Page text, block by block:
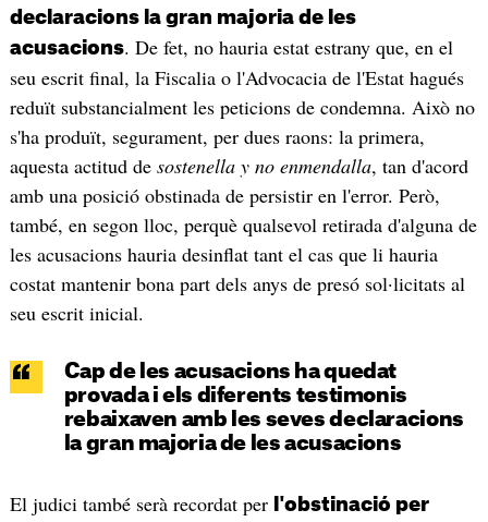
declaracions la gran majoria de les
acusacions. De fet, no hauria estat estrany que, en el
seu escrit final, la Fiscalia o l'Advocacia de l'Estat hagués
reduït substancialment les peticions de condemna. Això no
s'ha produït, segurament, per dues raons: la primera,
aquesta actitud de sostenella y no enmendalla, tan d'acord
amb una posició obstinada de persistir en l'error. Però,
també, en segon lloc, perquè qualsevol retirada d'alguna de
les acusacions hauria desinflat tant el cas que li hauria
costat mantenir bona part dels anys de presó sol·licitats al
seu escrit inicial.
Cap de les acusacions ha quedat
provada i els diferents testimonis
rebaixaven amb les seves declaracions
la gran majoria de les acusacions
El judici també serà recordat per l'obstinació per